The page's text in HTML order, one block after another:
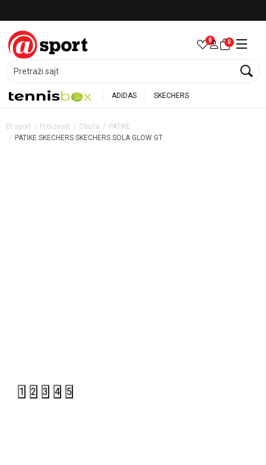
Pretraži sajt
0 0
ADIDAS SKECHERS
Et sport Proizvodi Obuća
PATIKE
PATIKE SKECHERS SKECHERS SOLA GLOW GT
1 2 3 4 5